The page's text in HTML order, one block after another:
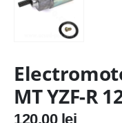
MT YZF-R
120,00 lei